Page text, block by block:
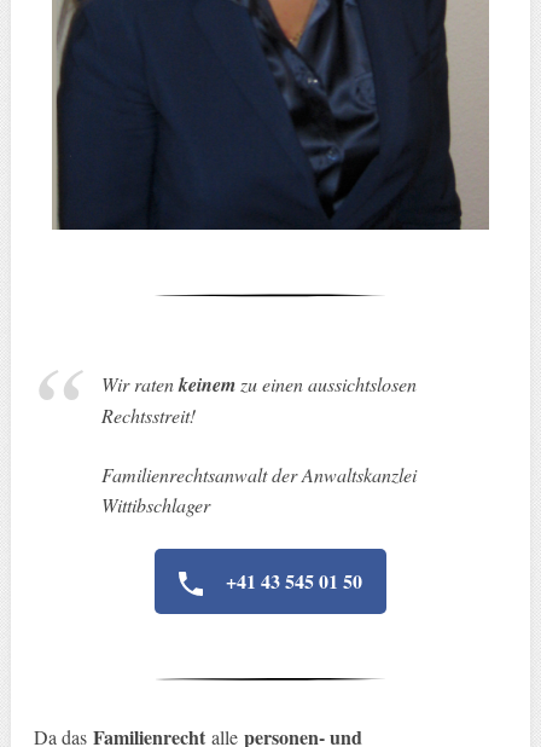
Wir ratenkeinemzu einen aussichtslosen
Rechtsstreit!
Familienrechtsanwalt der Anwaltskanzlei
Wittibschlager
+41 43 545 01 50
Da das Familienrechtallepersonen- und